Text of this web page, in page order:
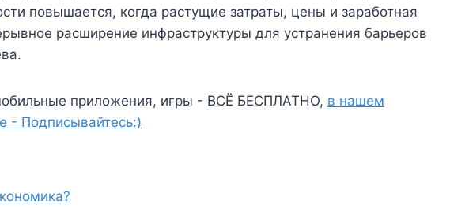
повышается, когда растущие затраты, цены и заработная
расширение инфраструктуры для устранения барьеров
приложения, игры - ВСЁ БЕСПЛАТНО, в нашем
- Подписывайтесь:)